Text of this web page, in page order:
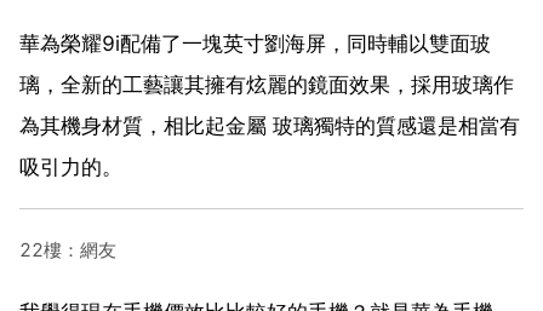
華為榮耀9i配備了一塊英寸劉海屏，同時輔以雙面玻
璃，全新的工藝讓其擁有炫麗的鏡面效果，採用玻璃作
為其機身材質，相比起金屬 玻璃獨特的質感還是相當有
吸引力的。
22樓：網友